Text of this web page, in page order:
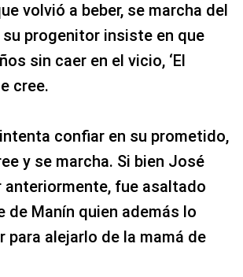
volvió a beber, se marcha del
su progenitor insiste en que
sin caer en el vicio, ‘El
cree.
confiar en su prometido,
y se marcha. Si bien José
anteriormente, fue asaltado
de Manín quien además lo
para alejarlo de la mamá de